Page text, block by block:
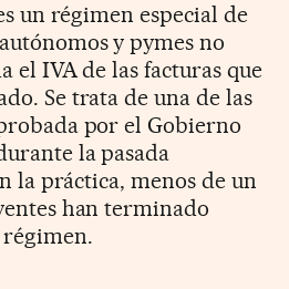
un régimen especial de
y pymes no
el IVA de las facturas que
Se trata de una de las
por el Gobierno
la pasada
la práctica, menos de un
han terminado
régimen.